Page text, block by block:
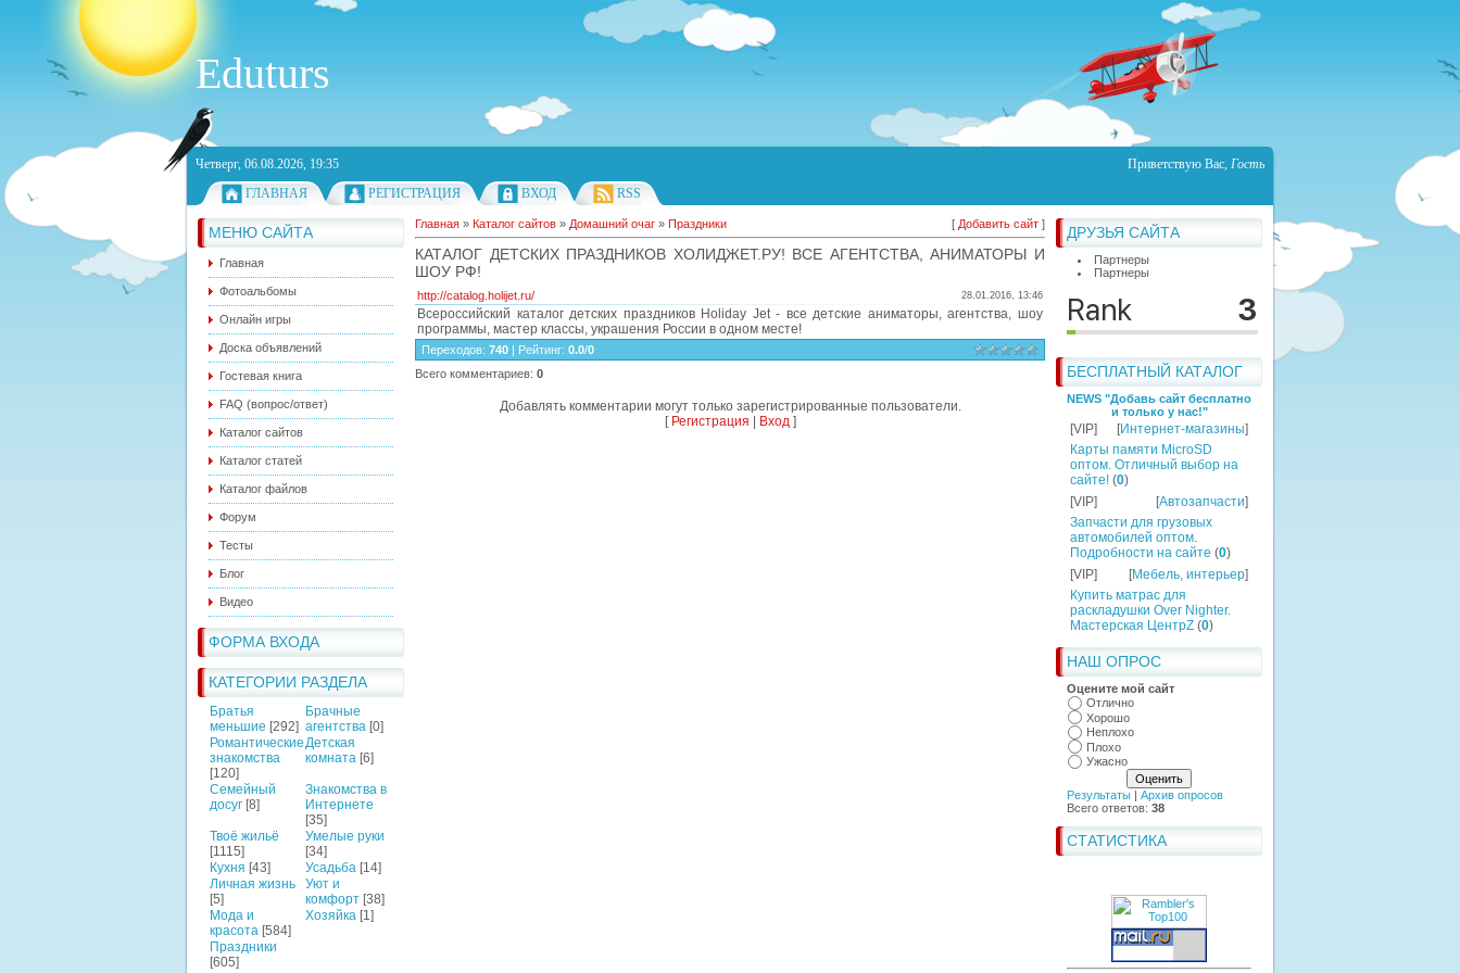
Eduturs
Четверг, 06.08.2026, 19:35 Приветствую Вас, Гость
ГЛАВНАЯ
РЕГИСТРАЦИЯ ВХОД RSS
МЕНЮ САЙТА
Главная
Фотоальбомы
Онлайн игры
Доска объявлений
Гостевая книга
FAQ (вопрос/ответ)
Каталог сайтов
Каталог статей
Каталог файлов
Форум
Тесты
Блог
Видео
ФОРМА ВХОДА
КАТЕГОРИИ РАЗДЕЛА
Братья
меньшие [292]
Брачные
агентства [0]
Романтические
знакомства
[120]
Детская
комната [6]
Семейный
досуг [8]
Знакомства в
Интернете
[35]
Твоё жильё
[1115]
Умелые руки
[34]
Кухня [43] Усадьба [14]
Личная жизнь
[5]
Уют и
комфорт [38]
Мода и
красота [584]
Хозяйка [1]
Праздники
[605]
ДРУЗЬЯ САЙТА
Партнеры
Партнеры
БЕСПЛАТНЫЙ КАТАЛОГ
NEWS "Добавь сайт бесплатно
и только у нас!"
[VIP] [Интернет-магазины]
Карты памяти MicroSD
оптом. Отличный выбор на
сайте! (0)
[VIP]
[Автозапчасти]
Запчасти для грузовых
автомобилей оптом.
Подробности на сайте (0)
[VIP]
[Мебель, интерьер]
Купить матрас для
раскладушки Over Nighter.
Мастерская ЦентрZ (0)
НАШ ОПРОС
Оцените мой сайт
Отлично
Хорошо
Неплохо
Плохо
Ужасно
Результаты | Архив опросов
Всего ответов: 38
СТАТИСТИКА
Главная » Каталог сайтов » Домашний очаг » Праздники [ Добавить сайт ]
КАТАЛОГ ДЕТСКИХ ПРАЗДНИКОВ ХОЛИДЖЕТ.РУ! ВСЕ АГЕНТСТВА, АНИМАТОРЫ И
ШОУ РФ!
http://catalog.holijet.ru/ 28.01.2016, 13:46
Всероссийский каталог детских праздников Holiday Jet - все детские аниматоры, агентства, шоу
программы, мастер классы, украшения России в одном месте!
Переходов: 740 | Рейтинг: 0.0/0
Всего комментариев: 0
Добавлять комментарии могут только зарегистрированные пользователи.
[ Регистрация Вход]